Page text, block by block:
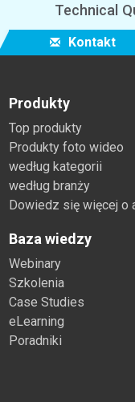
Technical
Kontakt
Produkty
Top produkty
Produkty foto wideo
według kategorii
według branży
Dowiedz się więcej o
Baza wiedzy
Webinary
Szkolenia
Case Studies
eLearning
Poradniki